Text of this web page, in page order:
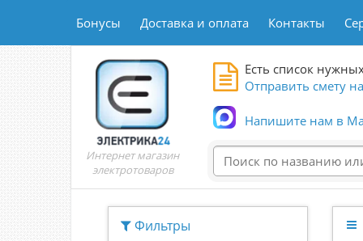
Бонусы Доставка и оплата Контакты
Интернет магазин
электротоваров
Есть список
Отправить смету
Напишите нам в
Фильтры